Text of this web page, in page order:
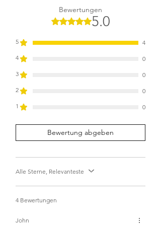
Bewertungen
Mit 5 von 5 Sternen bewertet.
5.0
5
4
4
0
3
0
2
0
1
0
Bewertung abgeben
Alle Sterne, Relevanteste
4 Bewertungen
John